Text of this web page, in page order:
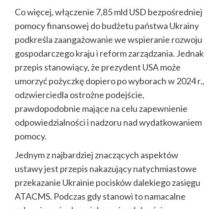
Co więcej, włączenie 7,85 mld USD bezpośredniej
pomocy finansowej do budżetu państwa Ukrainy
podkreśla zaangażowanie we wspieranie rozwoju
gospodarczego kraju i reform zarządzania. Jednak
przepis stanowiący, że prezydent USA może
umorzyć pożyczkę dopiero po wyborach w 2024 r.,
odzwierciedla ostrożne podejście,
prawdopodobnie mające na celu zapewnienie
odpowiedzialności i nadzoru nad wydatkowaniem
pomocy.
Jednym z najbardziej znaczących aspektów
ustawy jest przepis nakazujący natychmiastowe
przekazanie Ukrainie pocisków dalekiego zasięgu
ATACMS. Podczas gdy stanowi to namacalne